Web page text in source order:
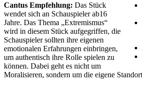
Cantus Empfehlung: Das Stück
wendet sich an Schauspieler ab16
Jahre. Das Thema „Extremismus“
wird in diesem Stück aufgegriffen, die
Schauspieler sollten ihre eigenen
emotionalen Erfahrungen einbringen,
um authentisch ihre Rolle spielen zu
können. Dabei geht es nicht um
Moralisieren, sondern um die eigene